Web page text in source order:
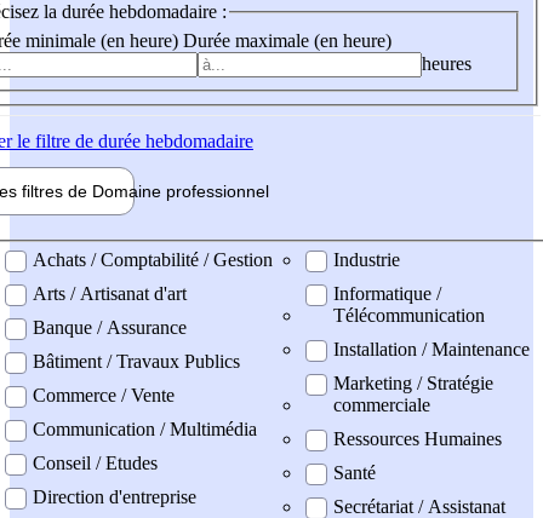
la durée hebdomadaire :
minimale (en heure) Durée maximale (en heure)
heures
le filtre de durée hebdomadaire
filtres de Domaine professionnel
professionel
Achats / Comptabilité / Gestion
Arts / Artisanat d'art
Banque / Assurance
Bâtiment / Travaux Publics
Commerce / Vente
Communication / Multimédia
Conseil / Etudes
Direction d'entreprise
Industrie
Informatique /
Télécommunication
Installation / Maintenance
Marketing / Stratégie
commerciale
Ressources Humaines
Santé
Secrétariat / Assistanat